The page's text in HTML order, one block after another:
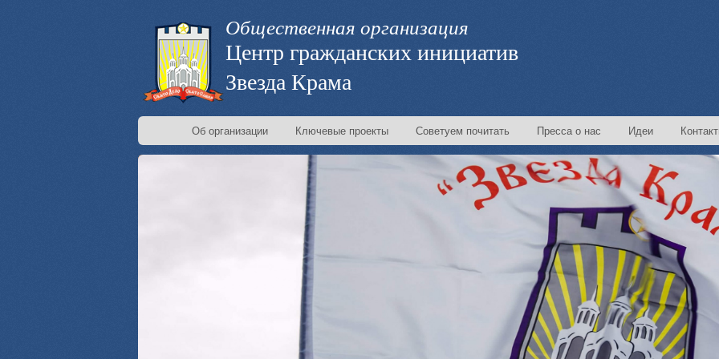
Общественная организация
Центр гражданских инициатив
Звезда Крама
Об организации Ключевые проекты Советуем почитать Пресса о нас Идеи